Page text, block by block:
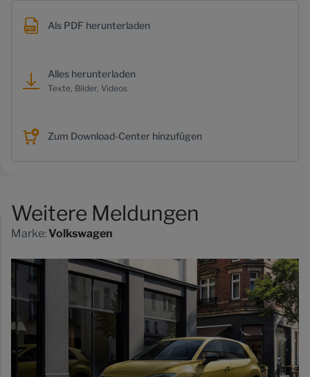
Als PDF herunterladen
Alles herunterladen
Texte, Bilder, Videos
Zum Download-Center hinzufügen
Weitere Meldungen
Marke:Volkswagen